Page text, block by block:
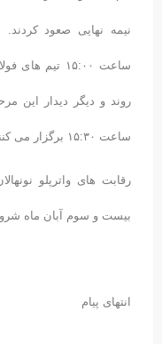
نیمه نهایی صعود کردند.
ساعت ۱۵:۰۰ تیم
روند و دیگر دیدار این
ساعت ۱۵:۳۰ برگزار می کنند.
رقابت های واترپلو
بیست و سوم آبان ماه
انتهای پیام